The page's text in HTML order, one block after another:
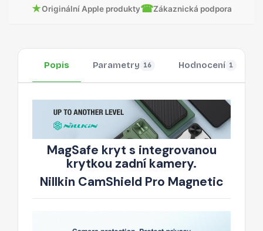
★Originální Apple produkty☎Zákaznická podpora
Popis Parametry 16 Hodnocení 1
MagSafe kryt s integrovanou
krytkou zadní kamery.
Nillkin CamShield Pro Magnetic